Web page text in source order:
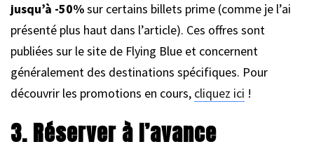
jusqu’à -50%sur certains billets prime (comme je l’ai
présenté plus haut dans l’article). Ces offres sont
publiées sur le site de Flying Blue et concernent
généralement des destinations spécifiques. Pour
découvrir les promotions en cours, cliquez ici !
3. Réserver à l’avance